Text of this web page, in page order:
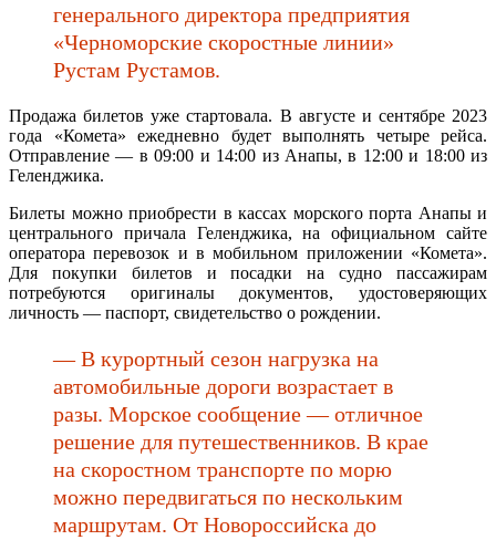
генерального директора предприятия
«Черноморские скоростные линии»
Рустам Рустамов.
Продажа билетов уже стартовала. В августе и сентябре 2023
года «Комета» ежедневно будет выполнять четыре рейса.
Отправление — в 09:00 и 14:00 из Анапы, в 12:00 и 18:00 из
Геленджика.
Билеты можно приобрести в кассах морского порта Анапы и
центрального причала Геленджика, на официальном сайте
оператора перевозок и в мобильном приложении «Комета».
Для покупки билетов и посадки на судно пассажирам
потребуются оригиналы документов, удостоверяющих
личность — паспорт, свидетельство о рождении.
— В курортный сезон нагрузка на
автомобильные дороги возрастает в
разы. Морское сообщение — отличное
решение для путешественников. В крае
на скоростном транспорте по морю
можно передвигаться по нескольким
маршрутам. От Новороссийска до